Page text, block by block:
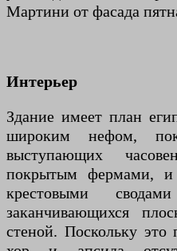
Мартини от фасада
Интерьер
Здание имеет план
широким нефом,
выступающих
покрытым фермами, и
крестовыми
заканчивающихся
стеной. Поскольку это